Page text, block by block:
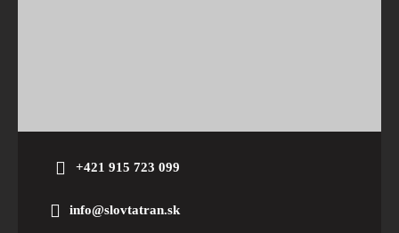
+421 915 723 099
info@slovtatran.sk